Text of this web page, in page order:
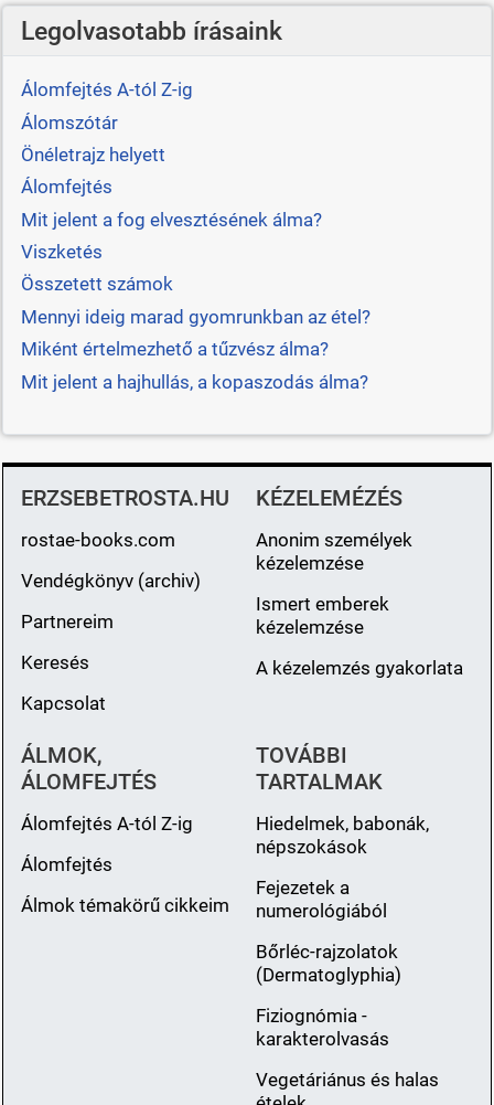
Legolvasotabb írásaink
Álomfejtés A-tól Z-ig
Álomszótár
Önéletrajz helyett
Álomfejtés
Mit jelent a fog elvesztésének álma?
Viszketés
Összetett számok
Mennyi ideig marad gyomrunkban az étel?
Miként értelmezhető a tűzvész álma?
Mit jelent a hajhullás, a kopaszodás álma?
ERZSEBETROSTA.HU
rostae-books.com
Vendégkönyv (archiv)
Partnereim
Keresés
Kapcsolat
KÉZELEMÉZÉS
Anonim személyek
kézelemzése
Ismert emberek
kézelemzése
A kézelemzés gyakorlata
ÁLMOK,
ÁLOMFEJTÉS
Álomfejtés A-tól Z-ig
Álomfejtés
Álmok témakörű cikkeim
TOVÁBBI
TARTALMAK
Hiedelmek, babonák,
népszokások
Fejezetek a
numerológiából
Bőrléc-rajzolatok
(Dermatoglyphia)
Fiziognómia -
karakterolvasás
Vegetáriánus és halas